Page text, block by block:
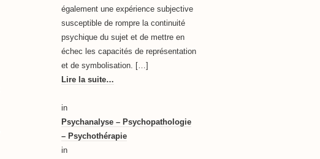
également une expérience subjective
susceptible de rompre la continuité
psychique du sujet et de mettre en
échec les capacités de représentation
et de symbolisation. […]
Lire la suite…
in
Psychanalyse – Psychopathologie
– Psychothérapie
in